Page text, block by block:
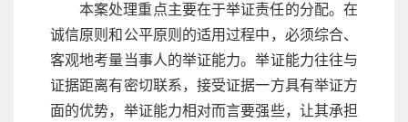
本案处理重点主要在于举证责任的分配。在
诚信原则和公平原则的适用过程中，必须综合、
客观地考量当事人的举证能力。举证能力往往与
证据距离有密切联系，接受证据一方具有举证方
面的优势，举证能力相对而言要强些，让其承担